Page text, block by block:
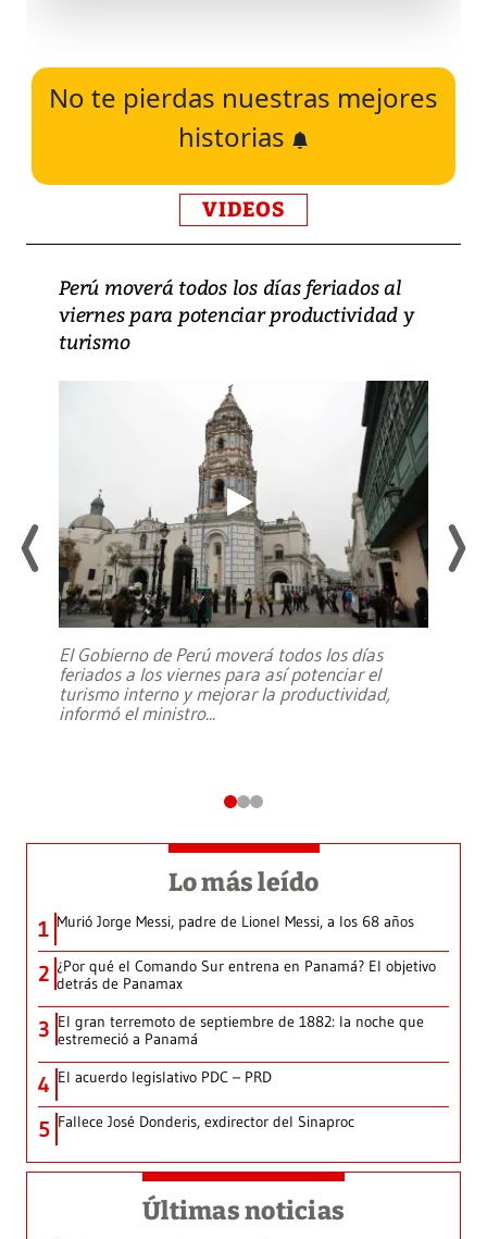
No te pierdas nuestras mejores
historias
VIDEOS
Perú moverá todos los días feriados al
viernes para potenciar productividad y
turismo
El Gobierno de Perú moverá todos los días
feriados a los viernes para así potenciar el
turismo interno y mejorar la productividad,
informó el ministro...
Lo más leído
1 Murió Jorge Messi, padre de Lionel Messi, a los 68 años
2 ¿Por qué el Comando Sur entrena en Panamá? El objetivo
detrás de Panamax
3 El gran terremoto de septiembre de 1882: la noche que
estremeció a Panamá
4 El acuerdo legislativo PDC – PRD
5 Fallece José Donderis, exdirector del Sinaproc
Últimas noticias